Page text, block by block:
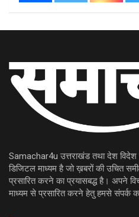
Samachar4u उत्तराखंड तथा देश विदेश
डिजिटल माध्यम है जो ख़बरों की उचित
प्रसारित करने का प्रयासबद्ध है। अपने
माध्यम से प्रसारित करने हेतु हमसे संपर्क